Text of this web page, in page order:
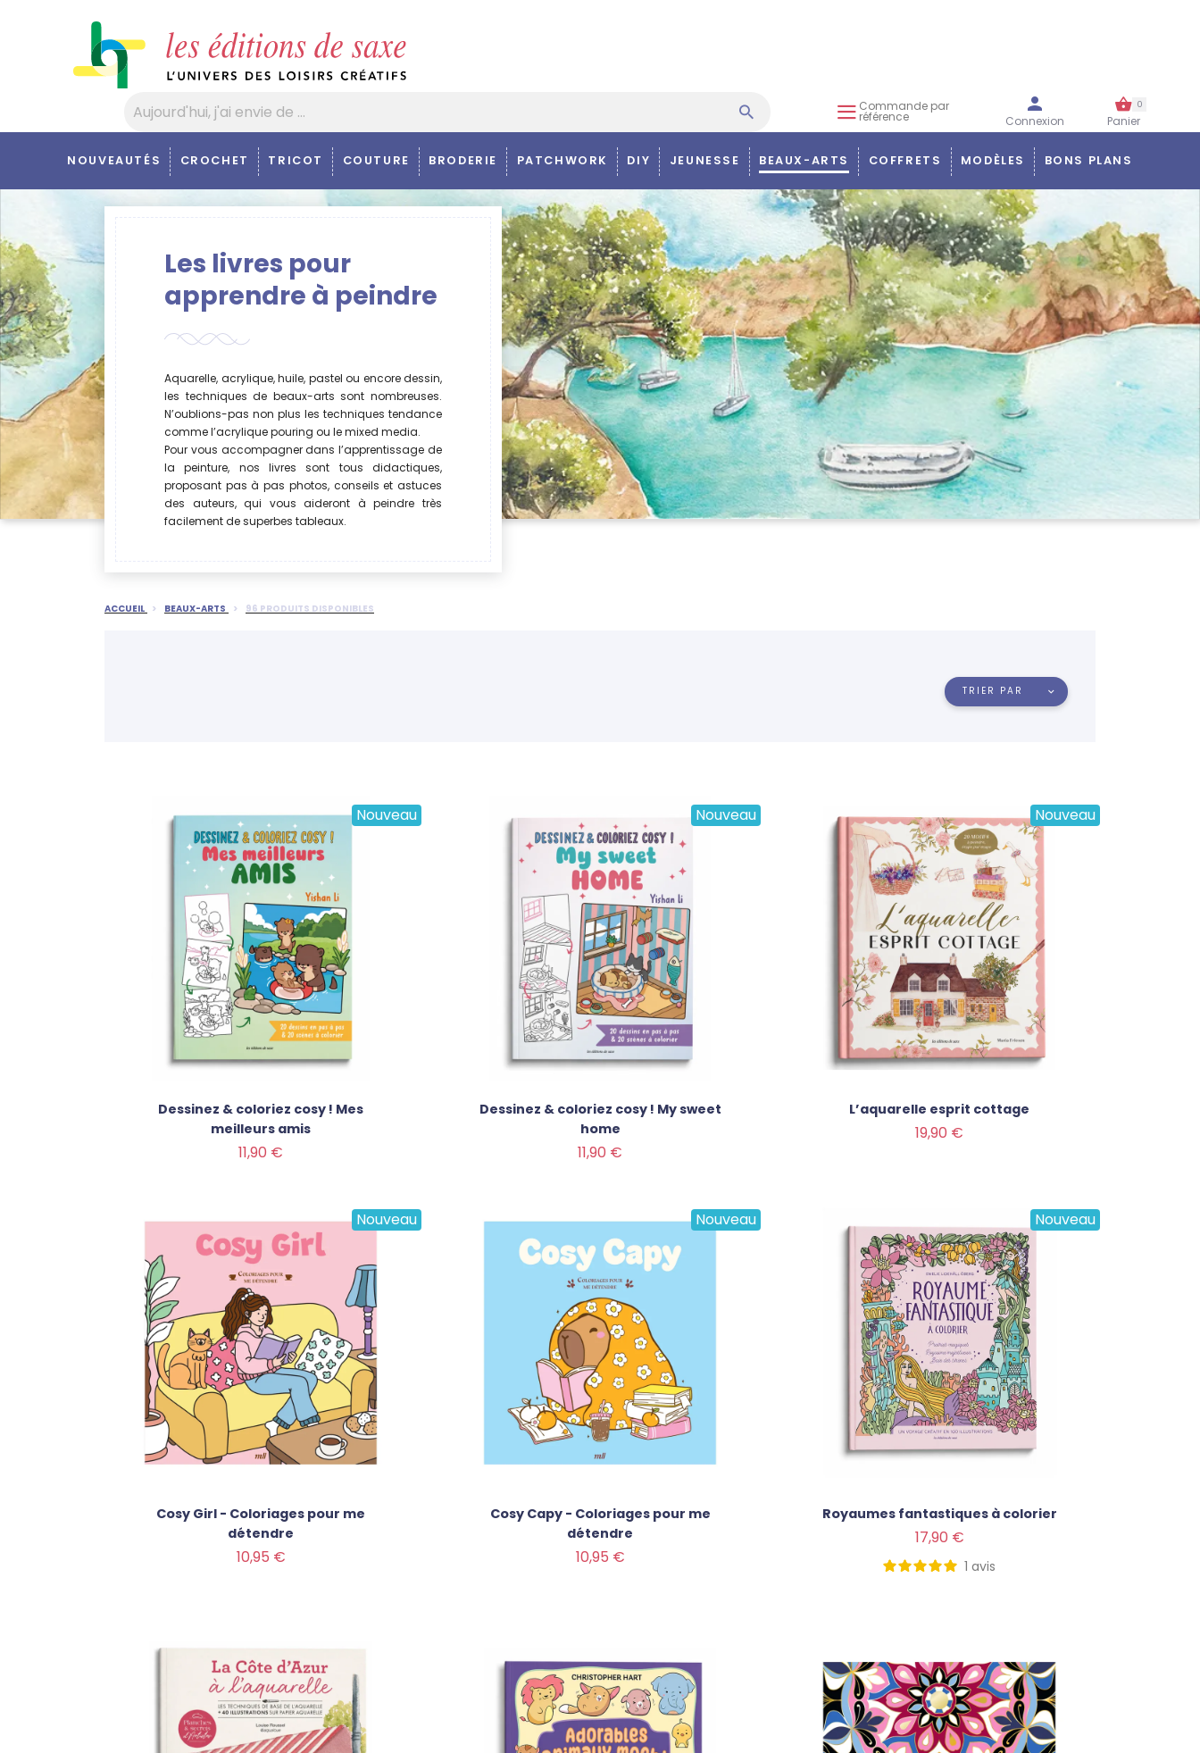
Commande par
référence Connexion Panier
0
NOUVEAUTÉS CROCHET TRICOT COUTURE BRODERIE PATCHWORK DIY JEUNESSE BEAUX-ARTS COFFRETS MODÈLES BONS PLANS
Les livres pour
apprendre à peindre
Aquarelle, acrylique, huile, pastel ou encore dessin,
les techniques de beaux-arts sont nombreuses.
N’oublions-pas non plus les techniques tendance
comme l’acrylique pouring ou le mixed media.
Pour vous accompagner dans l’apprentissage de
la peinture, nos livres sont tous didactiques,
proposant pas à pas photos, conseils et astuces
des auteurs, qui vous aideront à peindre très
facilement de superbes tableaux.
ACCUEIL BEAUX-ARTS 96 PRODUITS DISPONIBLES
TRIER PAR
Nouveau
Dessinez & coloriez cosy ! Mes
meilleurs amis
11,90 €
Nouveau
Dessinez & coloriez cosy ! My sweet
home
11,90 €
Nouveau
L’aquarelle esprit cottage
19,90 €
Nouveau
Cosy Girl - Coloriages pour me
détendre
10,95 €
Nouveau
Cosy Capy - Coloriages pour me
détendre
10,95 €
Nouveau
Royaumes fantastiques à colorier
17,90 €
1 avis